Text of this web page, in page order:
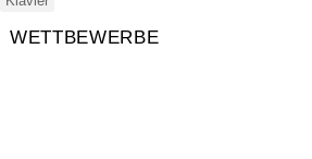
WETTBEWERBE